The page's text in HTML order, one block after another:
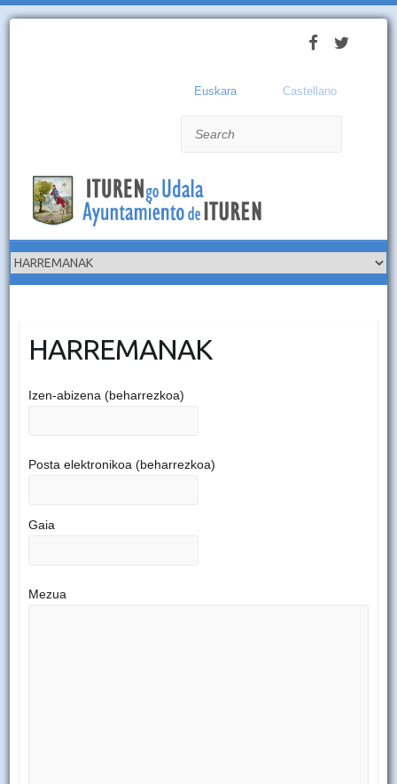
Euskara Castellano
HARREMANAK
Izen-abizena (beharrezkoa)
Posta elektronikoa (beharrezkoa)
Gaia
Mezua